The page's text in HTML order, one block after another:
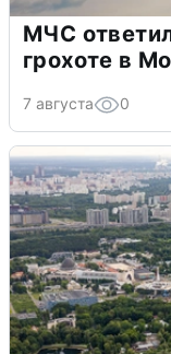
МЧС
грохоте в
7 августа 0